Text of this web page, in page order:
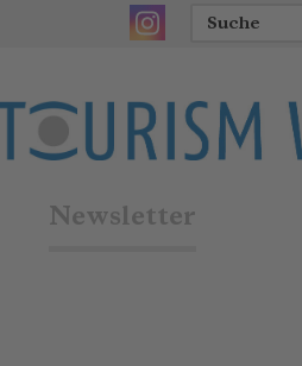
Newsletter